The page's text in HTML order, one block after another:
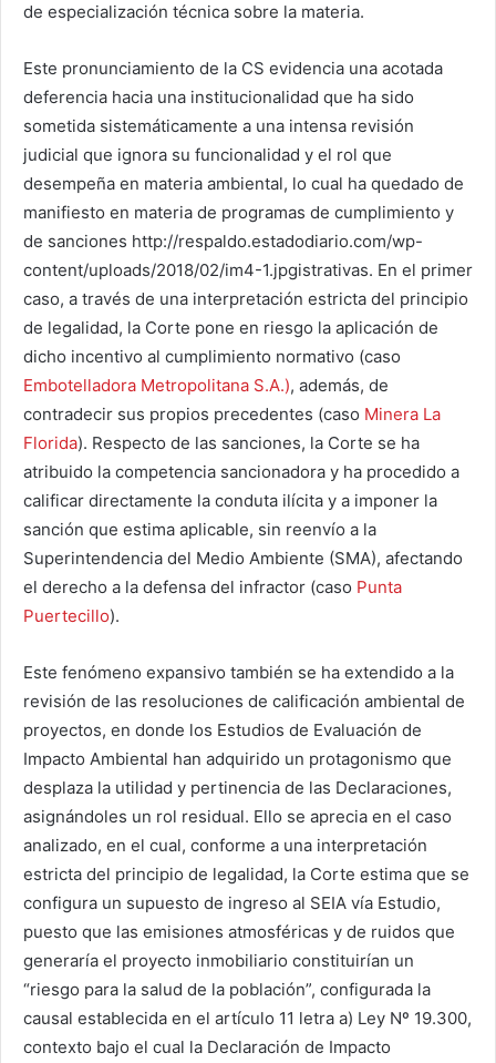
de especialización técnica sobre la materia.
Este pronunciamiento de la CS evidencia una acotada
deferencia hacia una institucionalidad que ha sido
sometida sistemáticamente a una intensa revisión
judicial que ignora su funcionalidad y el rol que
desempeña en materia ambiental, lo cual ha quedado de
manifiesto en materia de programas de cumplimiento y
de sanciones http://respaldo.estadodiario.com/wp-
content/uploads/2018/02/im4-1.jpgistrativas. En el primer
caso, a través de una interpretación estricta del principio
de legalidad, la Corte pone en riesgo la aplicación de
dicho incentivo al cumplimiento normativo (caso
Embotelladora Metropolitana S.A.), además, de
contradecir sus propios precedentes (caso Minera La
Florida). Respecto de las sanciones, la Corte se ha
atribuido la competencia sancionadora y ha procedido a
calificar directamente la conduta ilícita y a imponer la
sanción que estima aplicable, sin reenvío a la
Superintendencia del Medio Ambiente (SMA), afectando
el derecho a la defensa del infractor (caso Punta
Puertecillo).
Este fenómeno expansivo también se ha extendido a la
revisión de las resoluciones de calificación ambiental de
proyectos, en donde los Estudios de Evaluación de
Impacto Ambiental han adquirido un protagonismo que
desplaza la utilidad y pertinencia de las Declaraciones,
asignándoles un rol residual. Ello se aprecia en el caso
analizado, en el cual, conforme a una interpretación
estricta del principio de legalidad, la Corte estima que se
configura un supuesto de ingreso al SEIA vía Estudio,
puesto que las emisiones atmosféricas y de ruidos que
generaría el proyecto inmobiliario constituirían un
“riesgo para la salud de la población”, configurada la
causal establecida en el artículo 11 letra a) Ley Nº 19.300,
contexto bajo el cual la Declaración de Impacto